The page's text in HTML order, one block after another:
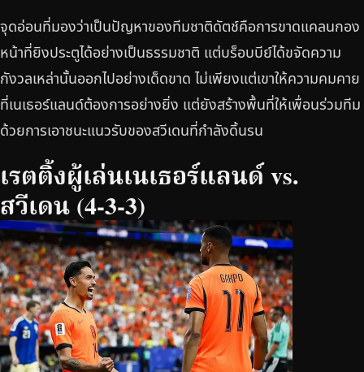
จุดอ่อนที่มองว่าเป็นปัญหาของทีมชาติดัตช์คือการขาดแคลนกอง
หน้าที่ยิงประตูได้อย่างเป็นธรรมชาติ แต่บร็อบบีย์ได้ขจัดความ
กังวลเหล่านั้นออกไปอย่างเด็ดขาด ไม่เพียงแต่เขาให้ความคมคาย
ที่เนเธอร์แลนด์ต้องการอย่างยิ่ง แต่ยังสร้างพื้นที่ให้เพื่อนร่วมทีม
ด้วยการเอาชนะแนวรับของสวีเดนที่กำลังดิ้นรน
เรตติ้งผู้เล่นเนเธอร์แลนด์ vs.
สวีเดน (4-3-3)